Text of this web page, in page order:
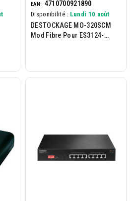
EAN : 4710700921890
Disponibilité : Lundi 10 août
DESTOCKAGE MO-320SCM
Mod Fibre Pour ES3124-